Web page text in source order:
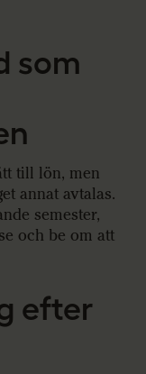
som
till lön, men
annat avtalas.
semester,
och be om att
efter